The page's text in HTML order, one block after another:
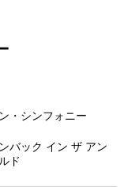
・シンフォニー
バック イン ザ アン
ド